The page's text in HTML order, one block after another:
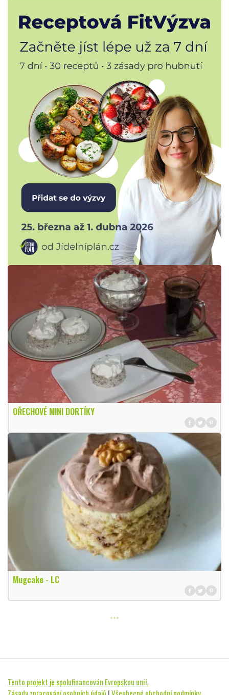
OŘECHOVÉ MINI DORTÍKY
Mugcake - LC
Tento projekt je spolufinancován Evropskou unií.
Zásady zpracování osobních údajů |Všeobecné obchodní podmínky